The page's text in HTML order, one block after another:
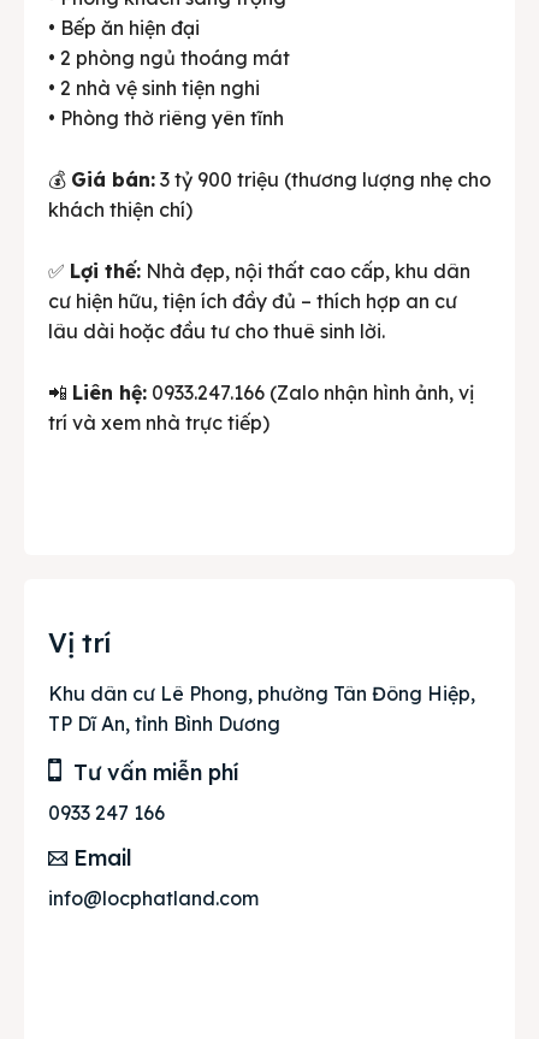
• Bếp ăn hiện đại
• 2 phòng ngủ thoáng mát
• 2 nhà vệ sinh tiện nghi
• Phòng thờ riêng yên tĩnh
💰 Giá bán: 3 tỷ 900 triệu (thương lượng nhẹ cho
khách thiện chí)
✅ Lợi thế: Nhà đẹp, nội thất cao cấp, khu dân
cư hiện hữu, tiện ích đầy đủ – thích hợp an cư
lâu dài hoặc đầu tư cho thuê sinh lời.
📲 Liên hệ: 0933.247.166 (Zalo nhận hình ảnh, vị
trí và xem nhà trực tiếp)
Vị trí
Khu dân cư Lê Phong, phường Tân Đông Hiệp,
TP Dĩ An, tỉnh Bình Dương
Tư vấn miễn phí
0933 247 166
Email
info@locphatland.com